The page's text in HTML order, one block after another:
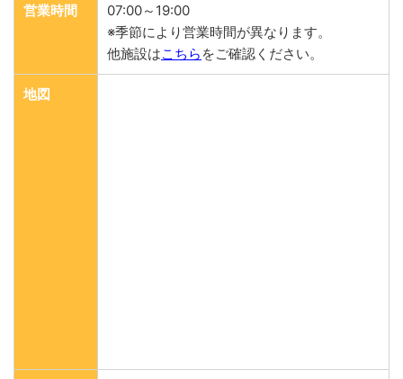
営業時間
07:00～19:00
※季節により営業時間が異なります。
他施設はこちら をご確認ください。
地図